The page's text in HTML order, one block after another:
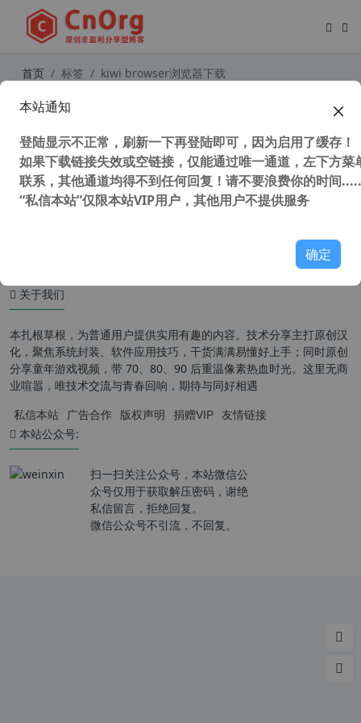
首页 标签 kiwi browser浏览器下载
Kiwi Browser浏览器 Kiwi浏览器 APP
关于我们
本扎根草根，为普通用户提供实用有趣的内容。技术分享主打原创汉
化，聚焦系统封装、软件应用技巧，干货满满易懂好上手；同时原创
分享童年游戏视频，带 70、80、90 后重温像素热血时光。这里无商
业喧嚣，唯技术交流与青春回响，期待与同好相遇
私信本站 广告合作 版权声明 捐赠VIP 友情链接
本站公众号:
扫一扫关注公众号，本站微信公
众号仅用于获取解压密码，谢绝
私信留言，拒绝回复。
微信公众号不引流，不回复。
本站通知
登陆显示不正常，刷新一下再登陆即可，因为启用了缓存！
如果下载链接失效或空链接，仅能通过唯一通道，左下方菜
联系，其他通道均得不到任何回复！请不要浪费你的时间
“私信本站”仅限本站VIP用户，其他用户不提供服务
确定